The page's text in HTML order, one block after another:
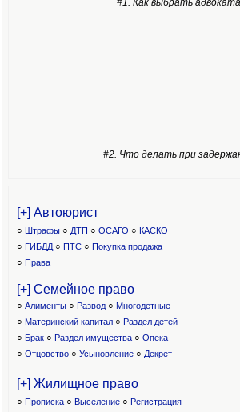
#2. Что делать при
[+] Автоюрист
○ Штрафы ○ ДТП ○ ОСАГО ○ КАСКО
○ ГИБДД ○ ПТС ○ Покупка продажа
○ Права
[+] Семейное право
○ Алименты ○ Развод ○ Многодетные
○ Материнский капитал○ Раздел детей
○ Брак ○ Раздел имущества ○ Опека
○ Отцовство○ Усыновление ○ Декрет
[+] Жилищное право
○ Прописка ○ Выселение ○ Регистрация